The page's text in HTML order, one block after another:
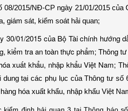
2015/NĐ-CP ngày 21/01/2015
giám sát, kiểm soát hải quan;
30/01/2015 của Bộ Tài chính hướng
kiểm tra an toàn thực phẩm; Thông
xuất khẩu, nhập khẩu Việt Nam;
tại các phụ lục của Thông tư số
hóa xuất khẩu, nhập khẩu Việt
định hải quan 3 tại Thông báo